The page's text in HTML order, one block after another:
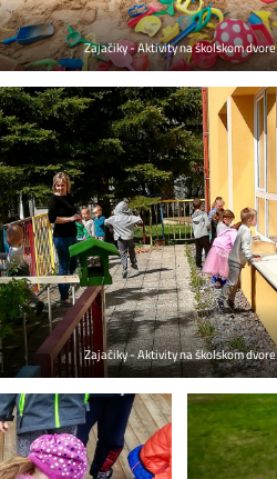
Zajačiky - Aktivity na školskom dvore
Zajačiky - Aktivity na školskom dvore